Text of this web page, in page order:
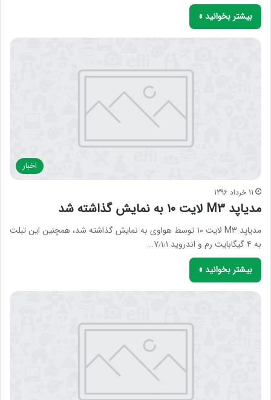
بیشتر بخوانید »
اخبار
11 خرداد 1396
مدیاپد M3 لایت ۱۰ به نمایش گذاشته شد
مدیاپد M3 لایت ۱۰ توسط هواوی به نمایش گذاشته شد، همچنین این تبلت
به ۴ گیگابایت رم و اندروید ۷٫۱٫۱…
بیشتر بخوانید »